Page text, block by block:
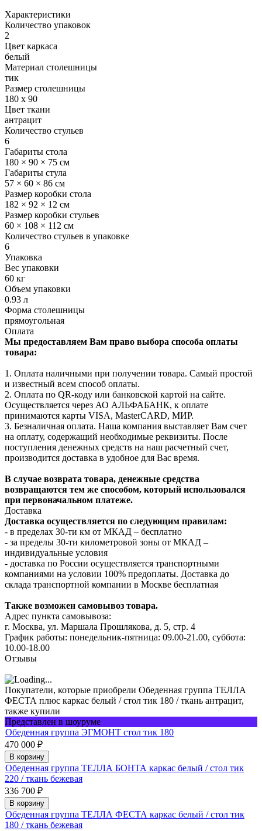
Характеристики
Количество упаковок
2
Цвет каркаса
белый
Материал столешницы
тик
Размер столешницы
180 x 90
Цвет ткани
антрацит
Количество стульев
6
Габариты стола
180 × 90 × 75 см
Габариты стула
57 × 60 × 86 см
Размер коробки стола
182 × 92 × 12 см
Размер коробки стульев
60 × 108 × 112 см
Количество стульев в упаковке
6
Упаковка
Вес упаковки
60 кг
Объем упаковки
0.93 л
Форма столешницы
прямоугольная
Оплата
Мы предоставляем Вам право выбора способа оплаты
товара:
1. Оплата наличными при получении товара. Самый простой
и известный всем способ оплаты.
2. Оплата по QR-коду или банковской картой на сайте.
Осуществляется через АО АЛЬФАБАНК, к оплате
принимаются карты VISA, MasterCARD, МИР.
3. Безналичная оплата. Наша компания выставляет Вам счет
на оплату, содержащий необходимые реквизиты. После
поступления денежных средств на наш расчетный счет,
производится доставка в удобное для Вас время.
В случае возврата товара, денежные средства
возвращаются тем же способом, который использовался
при первоначальном платеже.
Доставка
Доставка осуществляется по следующим правилам:
- в пределах 30-ти км от МКАД – бесплатно
- за пределы 30-ти километровой зоны от МКАД –
индивидуальные условия
- доставка по России осуществляется транспортными
компаниями на условии 100% предоплаты. Доставка до
склада транспортной компании в Москве бесплатная
Также возможен самовывоз товара.
Адрес пункта самовывоза:
г. Москва, ул. Маршала Прошлякова, д. 5, стр. 4
График работы: понедельник-пятница: 09.00-21.00, суббота:
10.00-18.00
Отзывы
Покупатели, которые приобрели Обеденная группа ТЕЛЛА
ФЕСТА плюс каркас белый / стол тик 180 / ткань антрацит,
также купили
Представлен в шоуруме
Обеденная группа ЭГМОНТ стол тик 180
470 000 ₽
В корзину
Обеденная группа ТЕЛЛА БОНТА каркас белый / стол тик
220 / ткань бежевая
336 700 ₽
В корзину
Обеденная группа ТЕЛЛА ФЕСТА каркас белый / стол тик
180 / ткань бежевая